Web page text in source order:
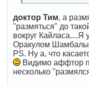
доктор Тим, а
"размяться" до
вокруг Кайласа....Я
Оракулом
PS. Ну а, что
Видимо аффтор
несколько